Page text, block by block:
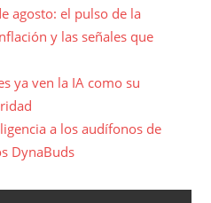
agosto: el pulso de la
y las señales que
ya ven la IA como su
a los audífonos de
DynaBuds